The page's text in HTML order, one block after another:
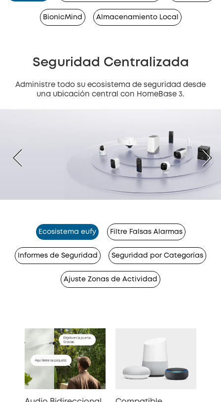
BionicMind Almacenamiento Local
Seguridad Centralizada
Administre todo su ecosistema de seguridad desde
una ubicación central con HomeBase 3.
Ecosistema eufy Filtre Falsas Alarmas
Informes de Seguridad Seguridad por Categorías
Ajuste Zonas de Actividad